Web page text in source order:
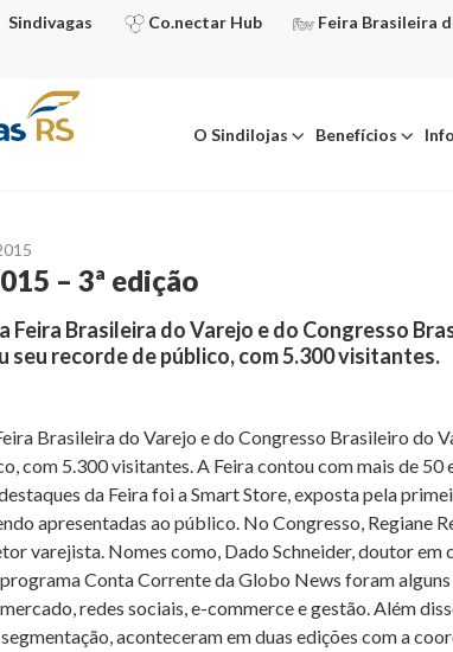
Sindivagas Co.nectar Hub Feira Brasileira
O Sindilojas Benefícios
– 3ª edição
Feira Brasileira do Varejo e do Congresso
seu recorde de público, com 5.300 visitantes.
Brasileira do Varejo e do Congresso Brasileiro do
com 5.300 visitantes. A Feira contou com mais de
da Feira foi a Smart Store, exposta pela
apresentadas ao público. No Congresso, Regiane
varejista. Nomes como, Dado Schneider, doutor
Conta Corrente da Globo News foram
redes sociais, e-commerce e gestão. Além
aconteceram em duas edições com a